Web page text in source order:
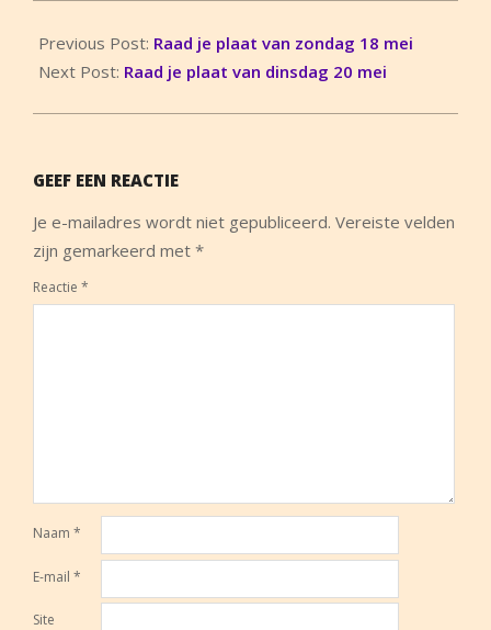
05-
19
Previous Post: Raad je plaat van zondag 18 mei
Next Post: Raad je plaat van dinsdag 20 mei
GEEF EEN REACTIE
Je e-mailadres wordt niet gepubliceerd. Vereiste velden
zijn gemarkeerd met *
Reactie *
Naam *
E-mail *
Site